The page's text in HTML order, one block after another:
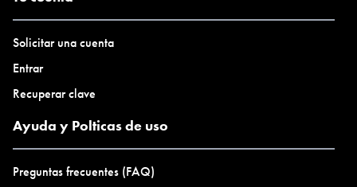
Solicitar una cuenta
Entrar
Recuperar clave
Ayuda y Polticas de uso
Preguntas frecuentes (FAQ)